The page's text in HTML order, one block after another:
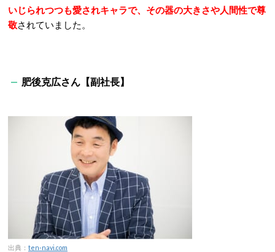
いじられつつも愛されキャラで、その器の大きさや人間性で尊
敬されていました。
肥後克広さん【副社長】
出典： ten-navi.com